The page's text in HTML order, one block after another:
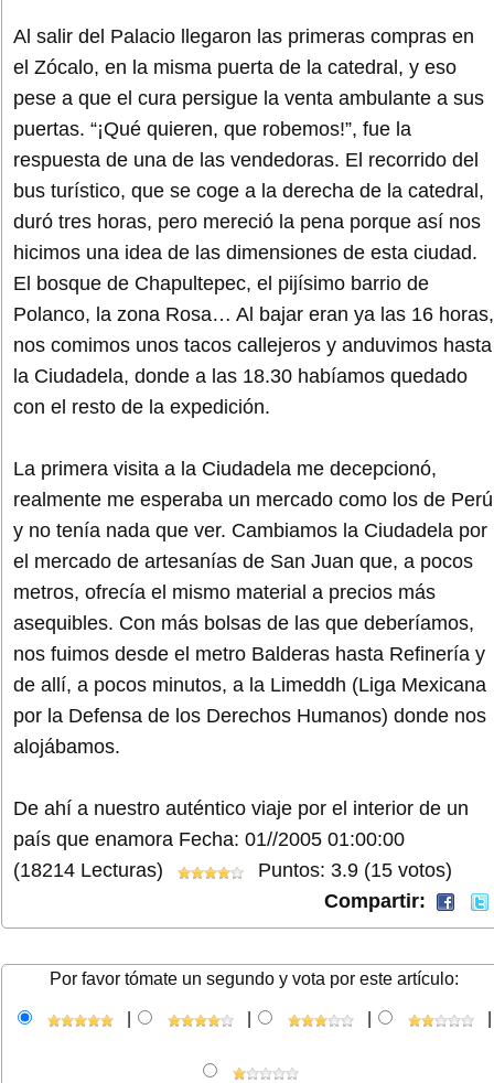
Al salir del Palacio llegaron las primeras compras en
el Zócalo, en la misma puerta de la catedral, y eso
pese a que el cura persigue la venta ambulante a sus
puertas. “¡Qué quieren, que robemos!”, fue la
respuesta de una de las vendedoras. El recorrido del
bus turístico, que se coge a la derecha de la catedral,
duró tres horas, pero mereció la pena porque así nos
hicimos una idea de las dimensiones de esta ciudad.
El bosque de Chapultepec, el pijísimo barrio de
Polanco, la zona Rosa… Al bajar eran ya las 16 horas,
nos comimos unos tacos callejeros y anduvimos hasta
la Ciudadela, donde a las 18.30 habíamos quedado
con el resto de la expedición.
La primera visita a la Ciudadela me decepcionó,
realmente me esperaba un mercado como los de Perú
y no tenía nada que ver. Cambiamos la Ciudadela por
el mercado de artesanías de San Juan que, a pocos
metros, ofrecía el mismo material a precios más
asequibles. Con más bolsas de las que deberíamos,
nos fuimos desde el metro Balderas hasta Refinería y
de allí, a pocos minutos, a la Limeddh (Liga Mexicana
por la Defensa de los Derechos Humanos) donde nos
alojábamos.
De ahí a nuestro auténtico viaje por el interior de un
país que enamora Fecha: 01//2005 01:00:00
(18214 Lecturas)
Puntos: 3.9 (15 votos)
Compartir:
Por favor tómate un segundo y vota por este artículo: